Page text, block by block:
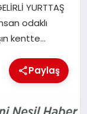
YURTTAŞ
odaklı
kentte…
Paylaş